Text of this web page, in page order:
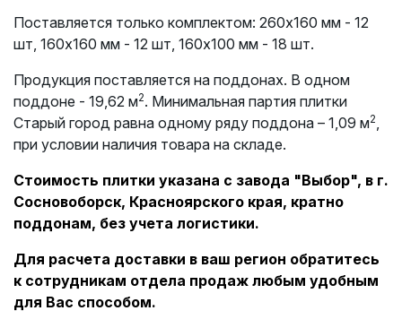
Поставляется только комплектом: 260х160 мм - 12
шт, 160х160 мм - 12 шт, 160х100 мм - 18 шт.
Продукция поставляется на поддонах. В одном
поддоне - 19,62 м2. Минимальная партия плитки
Старый город равна одному ряду поддона – 1,09 м2
при условии наличия товара на складе.
Стоимость плитки указана с завода "Выбор", в г.
Сосновоборск, Красноярского края, кратно
поддонам, без учета логистики.
Для расчета доставки в ваш регион обратитесь
к сотрудникам отдела продаж любым удобным
для Вас способом.